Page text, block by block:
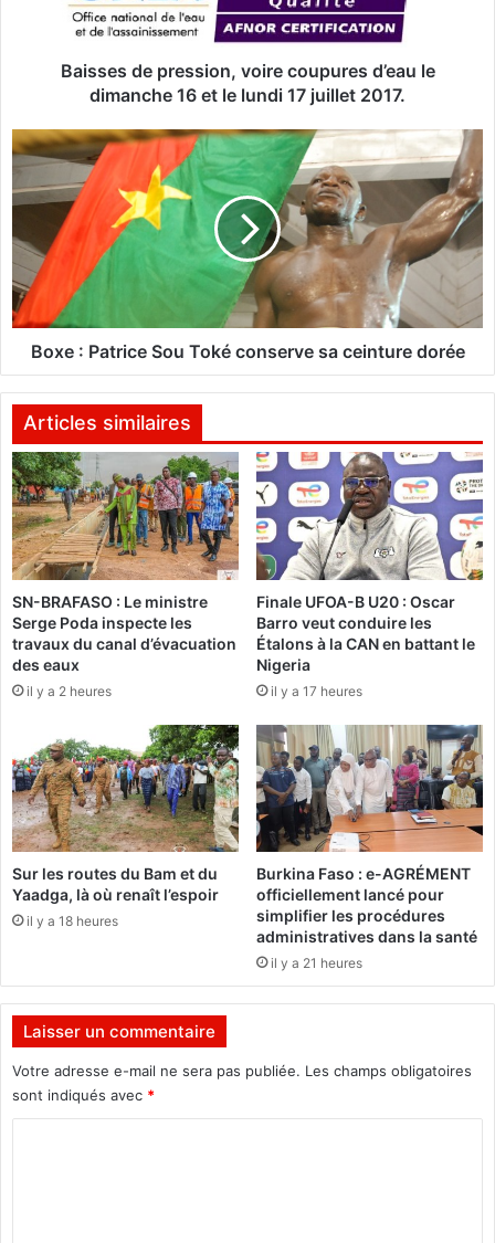
s
s
o
v
o
i
c
p
u
r
e
s
d
’
e
a
u
l
i
m
a
n
c
h
e
1
l
l
u
Baisses de pression, voire coupures d’eau le
dimanche 16 et le lundi 17 juillet 2017.
B
x
e
:
a
t
r
c
e
o
u
T
o
k
é
c
o
n
s
e
r
s
a
c
e
n
t
u
r
é
e
Boxe : Patrice Sou Toké conserve sa ceinture dorée
Articles similaires
SN-BRAFASO : Le ministre
Serge Poda inspecte les
travaux du canal d’évacuation
des eaux
il y a 2 heures
Finale UFOA-B U20 : Oscar
Barro veut conduire les
Étalons à la CAN en battant le
Nigeria
il y a 17 heures
Sur les routes du Bam et du
Yaadga, là où renaît l’espoir
il y a 18 heures
Burkina Faso : e-AGRÉMENT
officiellement lancé pour
simplifier les procédures
administratives dans la santé
il y a 21 heures
Laisser un commentaire
Votre adresse e-mail ne sera pas publiée. Les champs obligatoires
sont indiqués avec *